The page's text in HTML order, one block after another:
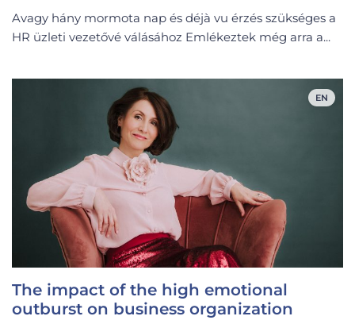
Avagy hány mormota nap és déjà vu érzés szükséges a
HR üzleti vezetővé válásához Emlékeztek még arra a...
EN
The impact of the high emotional
outburst on business organization